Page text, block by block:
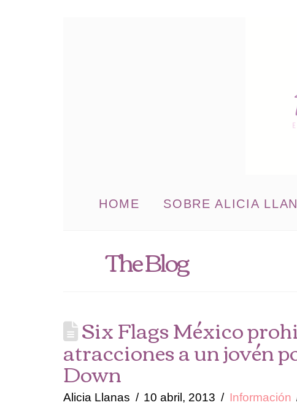
HOME SOBRE ALICIA
The Blog
Six Flags México
atracciones a un jovén
Down
Alicia Llanas 10 abril, 2013 Información